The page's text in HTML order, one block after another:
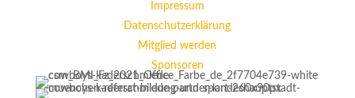
Impressum
Datenschutzerklärung
Mitglied werden
Sponsoren